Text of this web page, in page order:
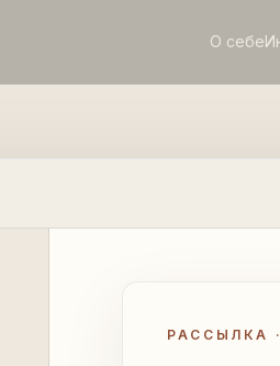
О себе
РАССЫЛКА